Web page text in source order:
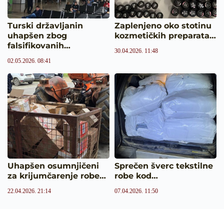
Turski državljanin
uhapšen zbog
falsifikovanih…
02.05.2026. 08:41
Zaplenjeno oko stotinu
kozmetičkih preparata…
30.04.2026. 11:48
Uhapšen osumnjičeni
za krijumčarenje robe…
22.04.2026. 21:14
Sprečen šverc tekstilne
robe kod…
07.04.2026. 11:50